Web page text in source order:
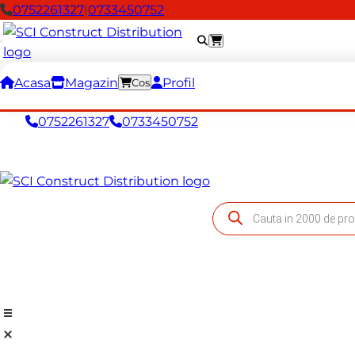
0752261327|0733450752
Acasa Magazin Cos Profil
0752261327 0733450752